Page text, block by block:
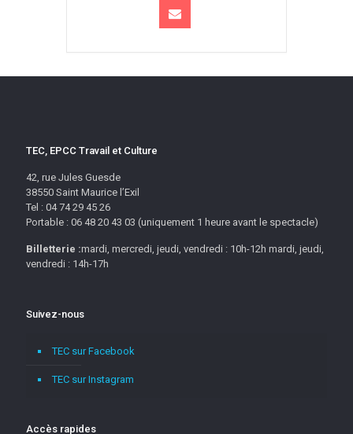
TEC, EPCC Travail et Culture
42, rue Jules Guesde
38550 Saint Maurice l’Exil
Tel : 04 74 29 45 26
Portable : 06 48 20 43 03 (uniquement 1 heure avant le spectacle)
Billetterie :mardi, mercredi, jeudi, vendredi : 10h-12h mardi, jeudi,
vendredi : 14h-17h
Suivez-nous
TEC sur Facebook
TEC sur Instagram
Accès rapides